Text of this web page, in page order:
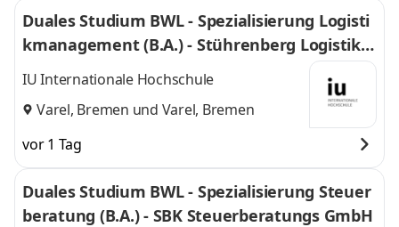
Duales Studium BWL - Spezialisierung Logisti
kmanagement (B.A.) - Stührenberg Logistik G
mbH
IU Internationale Hochschule
Varel, Bremen und Varel, Bremen
vor 1 Tag
Duales Studium BWL - Spezialisierung Steuer
beratung (B.A.) - SBK Steuerberatungs GmbH